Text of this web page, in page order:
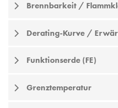
Brennbarkeit /
Derating-Kurve /
Funktionserde (FE)
Grenztemperatur